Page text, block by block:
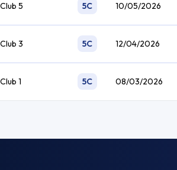
5 5C 10/05/2026
3 5C 12/04/2026
1 5C 08/03/2026